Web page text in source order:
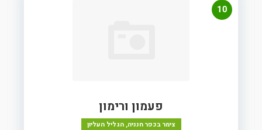
10
פעמון ורימון
צימר בכפר חנניה, הגליל העליון